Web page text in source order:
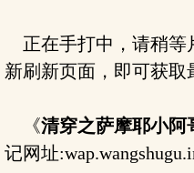
正在手打中，请稍等
新刷新页面，即可获取
《清穿之萨摩耶小阿
记网址